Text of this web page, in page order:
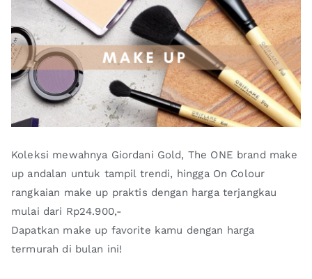
Koleksi mewahnya Giordani Gold, The ONE brand make
up andalan untuk tampil trendi, hingga On Colour
rangkaian make up praktis dengan harga terjangkau
mulai dari Rp24.900,-
Dapatkan make up favorite kamu dengan harga
termurah di bulan ini!